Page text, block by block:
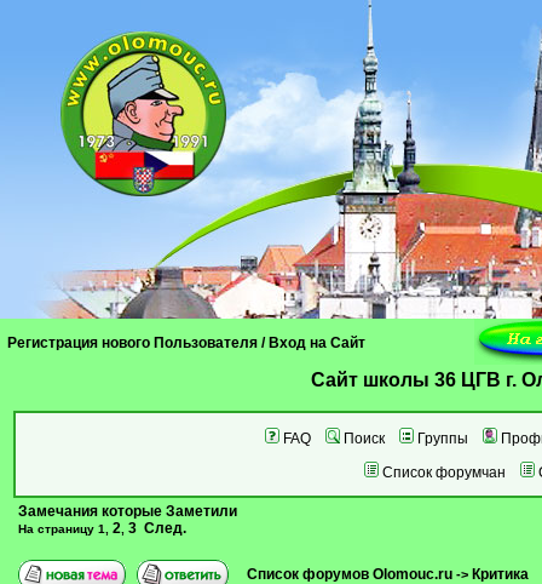
Регистрация нового Пользователя / Вход на Сайт
Cайт школы 36 ЦГВ г.
FAQ Поиск Группы
Список форумчан
Замечания которые Заметили
На страницу 1 2 3 След.
Список форумов Olomouc.ru -> Критика